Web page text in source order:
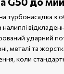
турбонасадка з
ударний
металі та
коли